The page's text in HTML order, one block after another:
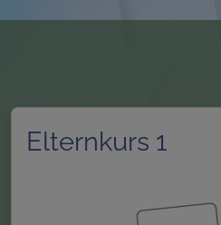
Elternkurs 1